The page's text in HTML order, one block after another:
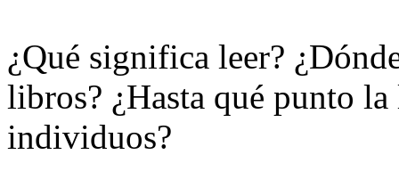
¿Qué significa leer?
libros? ¿Hasta qué punto
individuos?